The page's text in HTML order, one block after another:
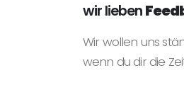
wir lieben
Wir wollen uns
wenn du dir die